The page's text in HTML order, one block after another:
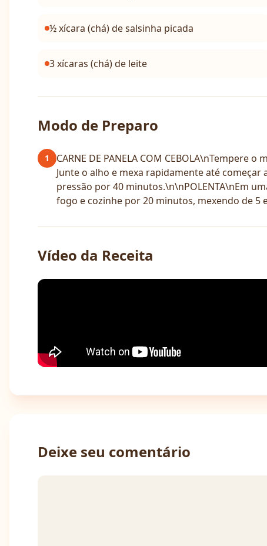
½ xícara (chá) de salsinha picada
3 xícaras (chá) de leite
Modo de Preparo
1
CARNE DE PANELA COM
Junte o alho e mexa rapidamente até
pressão por 40 minutos.\n\nPOLENTA\nEm
fogo e cozinhe por 20 minutos, mexendo de 5
Vídeo da Receita
Deixe seu comentário